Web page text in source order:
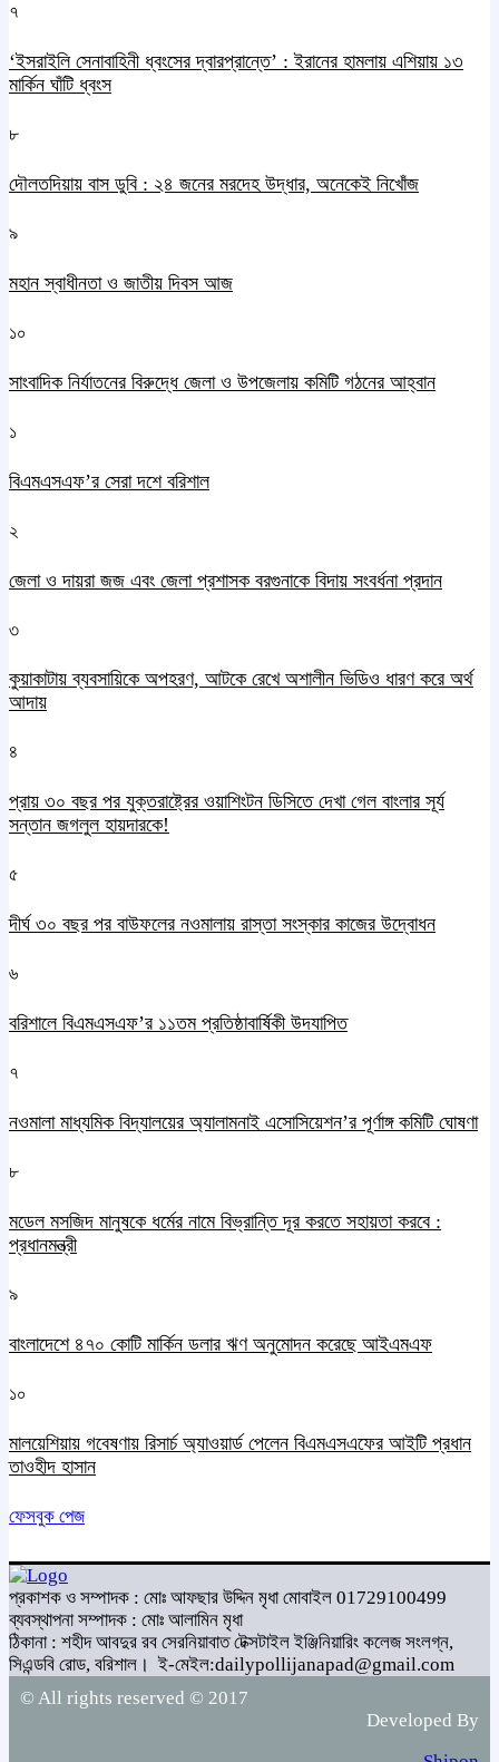
৭
‘ইসরাইলি সেনাবাহিনী ধ্বংসের দ্বারপ্রান্তে’ : ইরানের হামলায় এশিয়ায় ১৩
মার্কিন ঘাঁটি ধ্বংস
৮
দৌলতদিয়ায় বাস ডুবি : ২৪ জনের মরদেহ উদ্ধার, অনেকেই নিখোঁজ
৯
মহান স্বাধীনতা ও জাতীয় দিবস আজ
১০
সাংবাদিক নির্যাতনের বিরুদ্ধে জেলা ও উপজেলায় কমিটি গঠনের আহ্বান
১
বিএমএসএফ’র সেরা দশে বরিশাল
২
জেলা ও দায়রা জজ এবং জেলা প্রশাসক বরগুনাকে বিদায় সংবর্ধনা প্রদান
৩
কুয়াকাটায় ব্যবসায়িকে অপহরণ, আটকে রেখে অশালীন ভিডিও ধারণ করে অর্থ
আদায়
৪
প্রায় ৩০ বছর পর যুক্তরাষ্ট্রের ওয়াশিংটন ডিসিতে দেখা গেল বাংলার সূর্য
সন্তান জগলুল হায়দারকে!
৫
দীর্ঘ ৩০ বছর পর বাউফলের নওমালায় রাস্তা সংস্কার কাজের উদ্বোধন
৬
বরিশালে বিএমএসএফ’র ১১তম প্রতিষ্ঠাবার্ষিকী উদযাপিত
৭
নওমালা মাধ্যমিক বিদ্যালয়ের অ্যালামনাই এসোসিয়েশন’র পূর্ণাঙ্গ কমিটি ঘোষণা
৮
মডেল মসজিদ মানুষকে ধর্মের নামে বিভ্রান্তি দূর করতে সহায়তা করবে :
প্রধানমন্ত্রী
৯
বাংলাদেশে ৪৭০ কোটি মার্কিন ডলার ঋণ অনুমোদন করেছে আইএমএফ
১০
মালয়েশিয়ায় গবেষণায় রিসার্চ অ্যাওয়ার্ড পেলেন বিএমএসএফের আইটি প্রধান
তাওহীদ হাসান
ফেসবুক পেজ
প্রকাশক ও সম্পাদক : মোঃ আফছার উদ্দিন মৃধা মোবাইল 01729100499
ব্যবস্থাপনা সম্পাদক : মোঃ আলামিন মৃধা
ঠিকানা : শহীদ আবদুর রব সেরনিয়াবাত টেক্সটাইল ইঞ্জিনিয়ারিং কলেজ সংলগ্ন,
সিএন্ডবি রোড, বরিশাল।ই-মেইল:dailypollijanapad@gmail.com
© All rights reserved © 2017
Developed By